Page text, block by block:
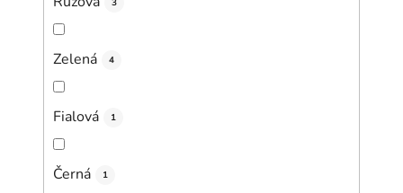
3
Zelená 4
Fialová 1
Černá 1